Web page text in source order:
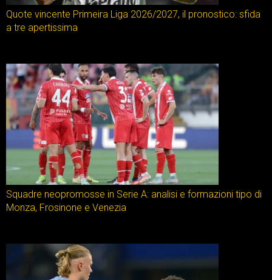
Quote vincente Primeira Liga 2026/2027, il pronostico: sfida
a tre apertissima
Squadre neopromosse in Serie A: analisi e formazioni tipo di
Monza, Frosinone e Venezia